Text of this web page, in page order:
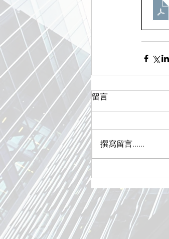
留言
撰寫留言......